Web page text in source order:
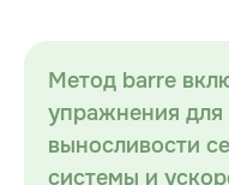
Метод barre
упражнения
выносливости
системы и